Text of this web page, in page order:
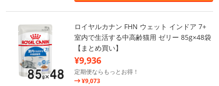
ロイヤルカナン FHN ウェット インドア 7+
室内で生活する中高齢猫用 ゼリー 85g×48袋
【まとめ買い】
¥9,936
定期便ならもっとお得！
¥9,073